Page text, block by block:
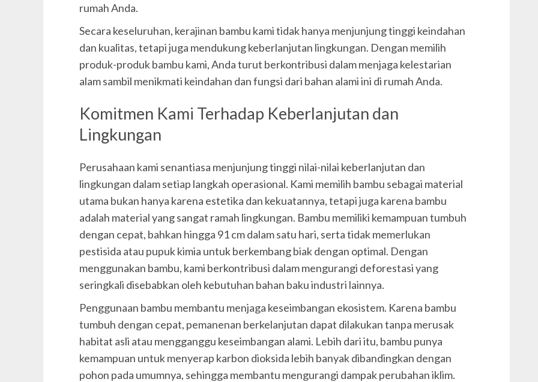
rumah Anda.
Secara keseluruhan, kerajinan bambu kami tidak hanya menjunjung tinggi keindahan
dan kualitas, tetapi juga mendukung keberlanjutan lingkungan. Dengan memilih
produk-produk bambu kami, Anda turut berkontribusi dalam menjaga kelestarian
alam sambil menikmati keindahan dan fungsi dari bahan alami ini di rumah Anda.
Komitmen Kami Terhadap Keberlanjutan dan
Lingkungan
Perusahaan kami senantiasa menjunjung tinggi nilai-nilai keberlanjutan dan
lingkungan dalam setiap langkah operasional. Kami memilih bambu sebagai material
utama bukan hanya karena estetika dan kekuatannya, tetapi juga karena bambu
adalah material yang sangat ramah lingkungan. Bambu memiliki kemampuan tumbuh
dengan cepat, bahkan hingga 91 cm dalam satu hari, serta tidak memerlukan
pestisida atau pupuk kimia untuk berkembang biak dengan optimal. Dengan
menggunakan bambu, kami berkontribusi dalam mengurangi deforestasi yang
seringkali disebabkan oleh kebutuhan bahan baku industri lainnya.
Penggunaan bambu membantu menjaga keseimbangan ekosistem. Karena bambu
tumbuh dengan cepat, pemanenan berkelanjutan dapat dilakukan tanpa merusak
habitat asli atau mengganggu keseimbangan alami. Lebih dari itu, bambu punya
kemampuan untuk menyerap karbon dioksida lebih banyak dibandingkan dengan
pohon pada umumnya, sehingga membantu mengurangi dampak perubahan iklim.